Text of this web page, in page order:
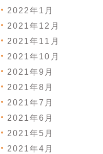
2022年1月
2021年12月
2021年11月
2021年10月
2021年9月
2021年8月
2021年7月
2021年6月
2021年5月
2021年4月